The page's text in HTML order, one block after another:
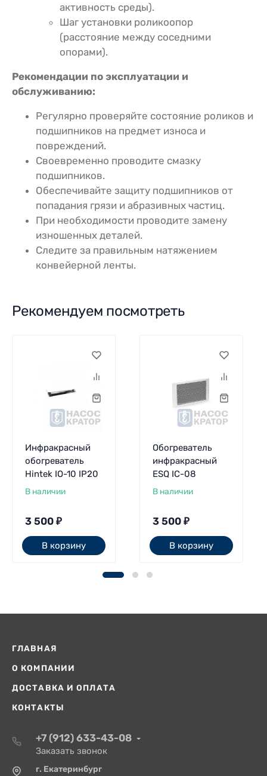
активность среды).
Шаг установки роликоопор
(расстояние между соседними
опорами).
Рекомендации по эксплуатации и
обслуживанию:
Регулярно проверяйте состояние роликов и
подшипников на предмет износа и
повреждений.
Своевременно проводите смазку
подшипников.
Обеспечивайте защиту подшипников от
попадания грязи и абразивных частиц.
При необходимости проводите замену
изношенных деталей.
Следите за правильным натяжением
конвейерной ленты.
Рекомендуем посмотреть
Инфракрасный
обогреватель
Hintek IO-10 IP20
В наличии
3 500 ₽
В корзину
Обогреватель
инфракрасный
ESQ IC-08
В наличии
3 500 ₽
В корзину
ГЛАВНАЯ
О КОМПАНИИ
ДОСТАВКА И ОПЛАТА
КОНТАКТЫ
+7 (912) 633-43-08
Заказать звонок
г. Екатеринбург